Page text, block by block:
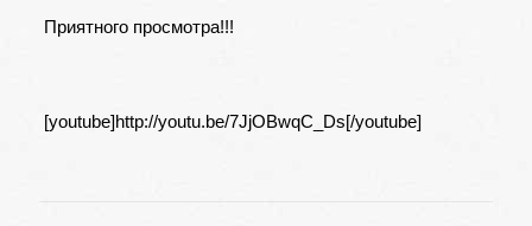
Приятного просмотра!!!
[youtube]http://youtu.be/7JjOBwqC_Ds[/youtube]